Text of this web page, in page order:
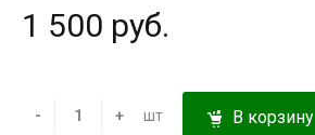
1 500 руб.
- + шт В корзину